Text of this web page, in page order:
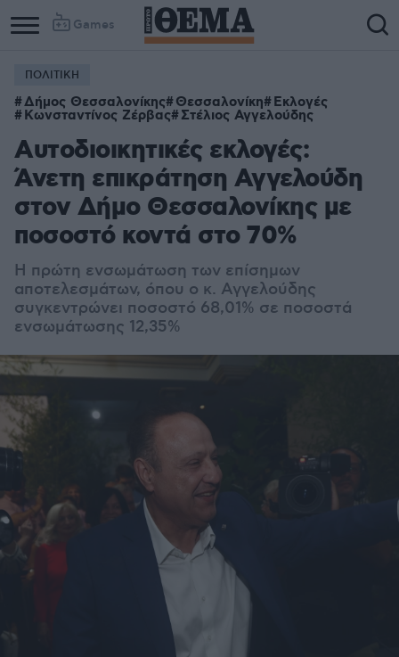
Games
ΠΟΛΙΤΙΚΗ
Δήμος Θεσσαλονίκης Θεσσαλονίκη Εκλογές
Κωνσταντίνος Ζέρβας Στέλιος Αγγελούδης
Αυτοδιοικητικές εκλογές:
Άνετη επικράτηση Αγγελούδη
στον Δήμο Θεσσαλονίκης με
ποσοστό κοντά στο 70%
Η πρώτη ενσωμάτωση των επίσημων
αποτελεσμάτων, όπου ο κ. Αγγελούδης
συγκεντρώνει ποσοστό 68,01% σε ποσοστά
ενσωμάτωσης 12,35%